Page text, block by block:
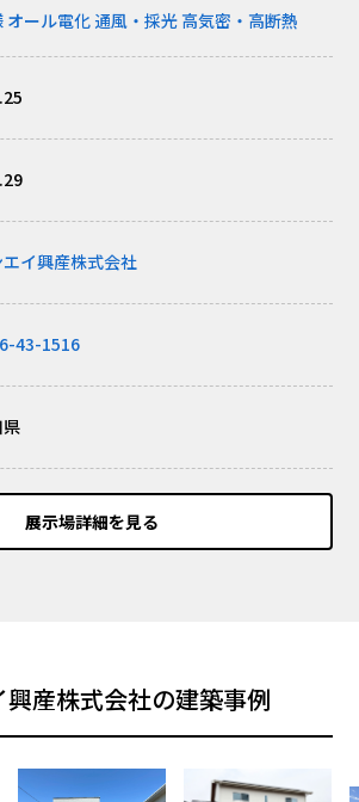
オール電化 通風・採光 高気密・高断熱
イ興産株式会社
43-1516
展示場詳細を見る
興産株式会社の建築事例